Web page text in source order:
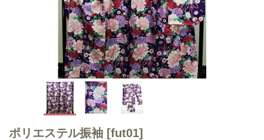
ポリエステル振袖 [fut01]